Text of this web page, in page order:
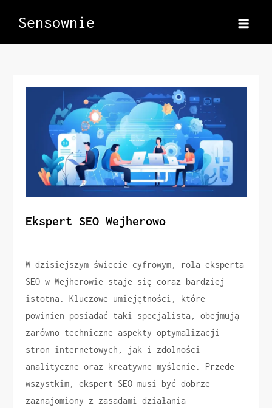
Sensownie
Ekspert SEO Wejherowo
W dzisiejszym świecie cyfrowym, rola eksperta
SEO w Wejherowie staje się coraz bardziej
istotna. Kluczowe umiejętności, które
powinien posiadać taki specjalista, obejmują
zarówno techniczne aspekty optymalizacji
stron internetowych, jak i zdolności
analityczne oraz kreatywne myślenie. Przede
wszystkim, ekspert SEO musi być dobrze
zaznajomiony z zasadami działania